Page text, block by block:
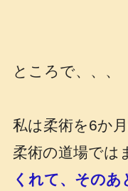
ところで、、、
私は柔術を6か
柔術の道場では
くれて、その